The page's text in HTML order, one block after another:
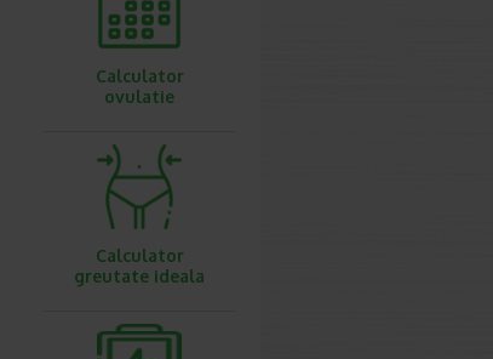
Calculator
ovulatie
Calculator
greutate ideala